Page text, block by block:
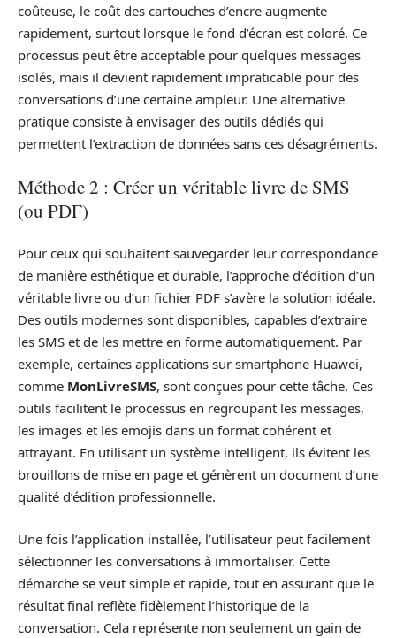
coûteuse, le coût des cartouches d’encre augmente
rapidement, surtout lorsque le fond d’écran est coloré. Ce
processus peut être acceptable pour quelques messages
isolés, mais il devient rapidement impraticable pour des
conversations d’une certaine ampleur. Une alternative
pratique consiste à envisager des outils dédiés qui
permettent l’extraction de données sans ces désagréments.
Méthode 2 : Créer un véritable livre de SMS
(ou PDF)
Pour ceux qui souhaitent sauvegarder leur correspondance
de manière esthétique et durable, l’approche d’édition d’un
véritable livre ou d’un fichier PDF s’avère la solution idéale.
Des outils modernes sont disponibles, capables d’extraire
les SMS et de les mettre en forme automatiquement. Par
exemple, certaines applications sur smartphone Huawei,
comme MonLivreSMS, sont conçues pour cette tâche. Ces
outils facilitent le processus en regroupant les messages,
les images et les emojis dans un format cohérent et
attrayant. En utilisant un système intelligent, ils évitent les
brouillons de mise en page et génèrent un document d’une
qualité d’édition professionnelle.
Une fois l’application installée, l’utilisateur peut facilement
sélectionner les conversations à immortaliser. Cette
démarche se veut simple et rapide, tout en assurant que le
résultat final reflète fidèlement l’historique de la
conversation. Cela représente non seulement un gain de